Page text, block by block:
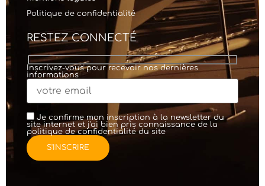
Politique de confidentialité
RESTEZ CONNECTÉ
Inscrivez-vous pour recevoir nos dernières
informations
Je confirme mon inscription à la newsletter du
site internet et j'ai bien pris connaissance de la
politique de confidentialitédu site